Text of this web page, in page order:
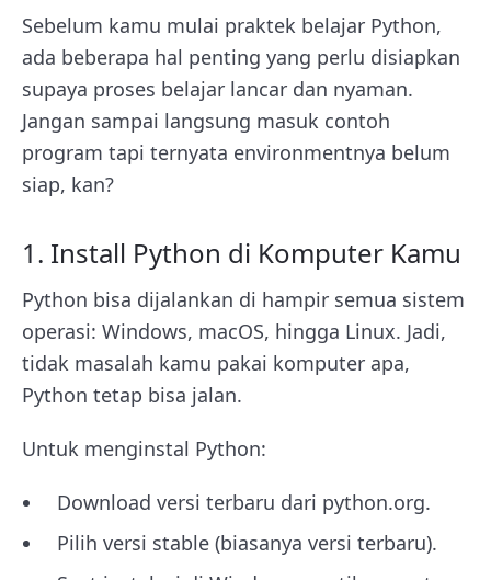
Sebelum kamu mulai praktek belajar Python,
ada beberapa hal penting yang perlu disiapkan
supaya proses belajar lancar dan nyaman.
Jangan sampai langsung masuk contoh
program tapi ternyata environmentnya belum
siap, kan?
1. Install Python di Komputer Kamu
Python bisa dijalankan di hampir semua sistem
operasi: Windows, macOS, hingga Linux. Jadi,
tidak masalah kamu pakai komputer apa,
Python tetap bisa jalan.
Untuk menginstal Python:
Download versi terbaru dari python.org.
Pilih versi stable (biasanya versi terbaru).